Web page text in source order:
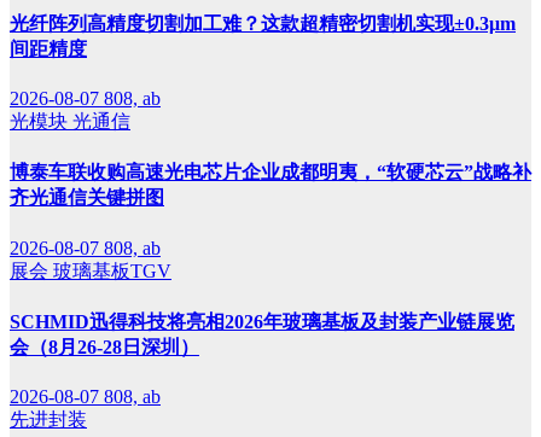
光纤阵列高精度切割加工难？这款超精密切割机实现±0.3μm
间距精度
2026-08-07 808, ab
光模块 光通信
博泰车联收购高速光电芯片企业成都明夷，“软硬芯云”战略补
齐光通信关键拼图
2026-08-07 808, ab
展会 玻璃基板TGV
SCHMID迅得科技将亮相2026年玻璃基板及封装产业链展览
会（8月26-28日深圳）
2026-08-07 808, ab
先进封装